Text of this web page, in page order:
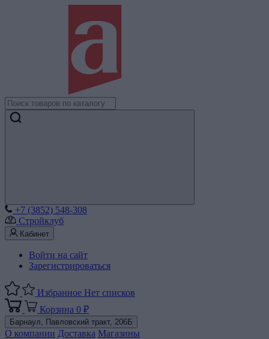
+7 (3852) 548-308
Стройклуб
Кабинет
Войти на сайт
Зарегистрироваться
Избранное Нет списков
Корзина 0 ₽
Барнаул, Павловский тракт, 206Б
О компании Доставка Магазины